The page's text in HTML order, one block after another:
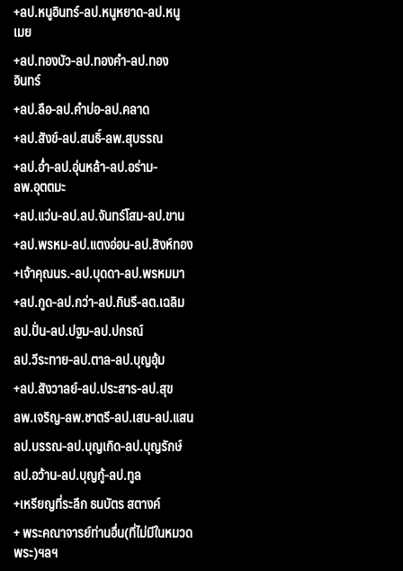
+ลป.หนูอินทร์-ลป.หนูหยาด-ลป.หนู
เมย
+ลป.ทองบัว-ลป.ทองคำ-ลป.ทอง
อินทร์
+ลป.ลือ-ลป.คำบ่อ-ลป.คลาด
+ลป.สังข์-ลป.สนธิ์-ลพ.สุบรรณ
+ลป.อ่ำ-ลป.อุ่นหล้า-ลป.อร่าม-
ลพ.อุตตมะ
+ลป.แว่น-ลป.ลป.จันทร์โสม-ลป.ขาน
+ลป.พรหม-ลป.แตงอ่อน-ลป.สิงห์ทอง
+เจ้าคุณนร.-ลป.บุดดา-ลป.พรหมมา
+ลป.กูด-ลป.กว่า-ลป.กินรี-ลต.เฉลิม
ลป.ปั่น-ลป.ปฐม-ลป.ปกรณ์
ลป.วีระทาย-ลป.ตาล-ลป.บุญอุ้ม
+ลป.สังวาลย์-ลป.ประสาร-ลป.สุข
ลพ.เจริญ-ลพ.ชาตรี-ลป.เสน-ลป.แสน
ลป.บรรณ-ลป.บุญเกิด-ลป.บุญรักษ์
ลป.อว้าน-ลป.บุญกู้-ลป.ทูล
+เหรียญที่ระลึก ธนบัตร สตางค์
+ พระคณาจารย์ท่านอื่น(ที่ไม่มีในหมวด
พระ)ฯลฯ